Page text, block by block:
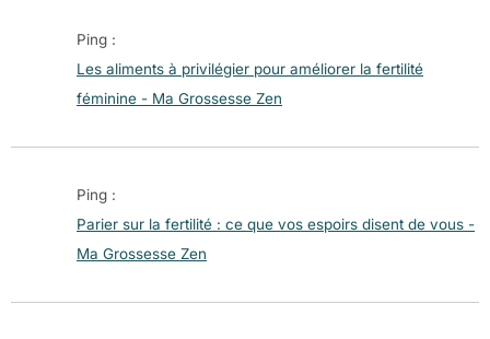
Ping :
Les aliments à privilégier pour améliorer la fertilité
féminine - Ma Grossesse Zen
Ping :
Parier sur la fertilité : ce que vos espoirs disent de vous -
Ma Grossesse Zen